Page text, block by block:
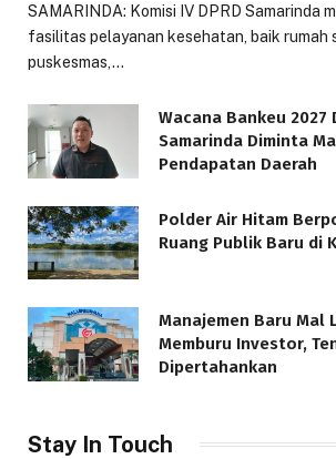
SAMARINDA: Komisi IV DPRD Samarinda
fasilitas pelayanan kesehatan, baik rumah
puskesmas,…
Wacana Bankeu 2027
Samarinda Diminta
Pendapatan Daerah
Polder Air Hitam
Ruang Publik Baru di
Manajemen Baru Mal
Memburu Investor,
Dipertahankan
Stay In Touch